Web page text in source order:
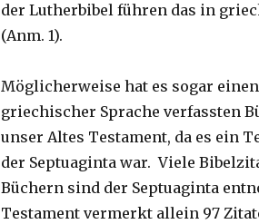
der Lutherbibel führen das in
(Anm. 1).
Möglicherweise hat es sogar
griechischer Sprache verfassten
unser Altes Testament, da es ein
der Septuaginta war. Viele
Büchern sind der Septuaginta
Testament vermerkt allein 97